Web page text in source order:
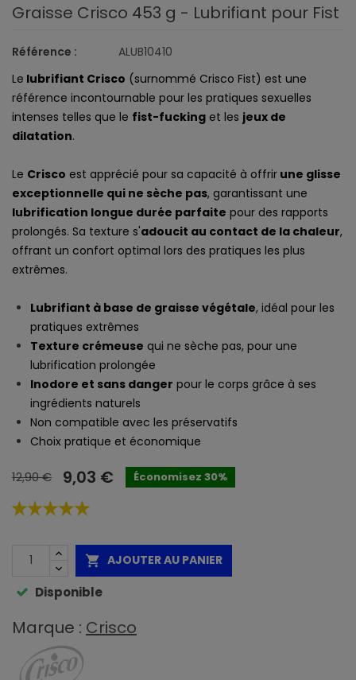
Graisse Crisco 453 g - Lubrifiant pour Fist
Référence :
ALUB10410
Le lubrifiant Crisco (surnommé Crisco Fist) est une
référence incontournable pour les pratiques sexuelles
intenses telles que le fist-fucking et les jeux de
dilatation.
Le Crisco est apprécié pour sa capacité à offrir une glisse
exceptionnelle qui ne sèche pas, garantissant une
lubrification longue durée parfaite pour des rapports
prolongés. Sa texture s'adoucit au contact de la chaleur,
offrant un confort optimal lors des pratiques les plus
extrêmes.
Lubrifiant à base de graisse végétale, idéal pour les
pratiques extrêmes
Texture crémeuse qui ne sèche pas, pour une
lubrification prolongée
Inodore et sans danger pour le corps grâce à ses
ingrédients naturels
Non compatible avec les préservatifs
Choix pratique et économique
12,90 € 9,03 € Économisez 30%
 AJOUTER AU PANIER
Disponible
Marque : Crisco